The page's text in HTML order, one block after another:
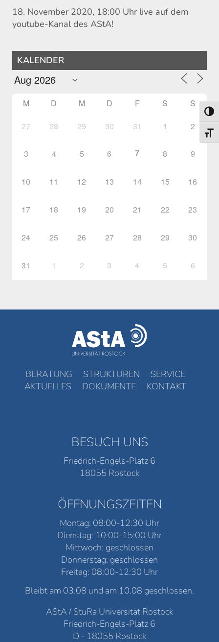
18. November 2020, 18:00 Uhr live auf dem
youtube-Kanal des AStA!
KALENDER
M D M D F S S
27 28 29 30 31 1 2
3 4 5 6 7 8 9
10 11 12 13 14 15 16
17 18 19 20 21 22 23
24 25 26 27 28 29 30
31 1 2 3 4 5 6
BERATUNG STRUKTUREN
SERVICE
AKTUELLES
DOKUMENTE KONTAKT
BESUCH UNS
Friedrich-Engels-Platz 6
18055 Rostock
ÖFFNUNGSZEITEN
Montag: 08:00-12:30 Uhr
Dienstag: 10:00-15:00 Uhr
Mittwoch: geschlossen
Donnerstag: geschlossen
Freitag: 08:00-12:30 Uhr
Bleibt am 03.08 und am 10.08 geschlossen.
AStA / StuRa Universität Rostock
Friedrich-Engels-Platz 6
D - 18055 Rostock